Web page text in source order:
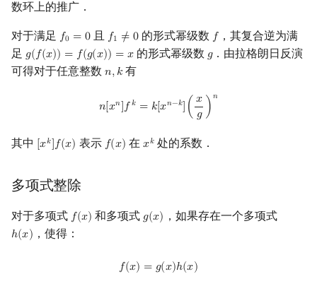
数环上的推广．
对于满足 𝑓0 = 0
f0 =0 且 𝑓1 ≠ 0
f1≠0 的形式幂级数 𝑓
f ，其复合逆为满
足 𝑔(𝑓(𝑥)) = 𝑓(𝑔(𝑥)) = 𝑥
g(f(x))= (g x))=x 的形式幂级数 𝑔
g．由拉格朗日反演
可得对于任意整数 𝑛,𝑘
n,k 有
𝑛[𝑥𝑛]𝑓𝑘 = 𝑘[𝑥𝑛−𝑘] ( 𝑥
𝑔 )
𝑛
n [x n]f k[ x n−k]( x g) n
其中 [𝑥𝑘]𝑓(𝑥)
[xk]f(x) 表示 𝑓(𝑥)
f(x) 在𝑥𝑘
xk 处的系数．
多项式整除
对于多项式 𝑓(𝑥)
f(x) 和多项式 𝑔(𝑥)
g(x) ，如果存在一个多项式
ℎ(𝑥)
h(x) ，使得：
𝑓(𝑥) = 𝑔(𝑥)ℎ(𝑥)
f(x )=g (x)h(x)